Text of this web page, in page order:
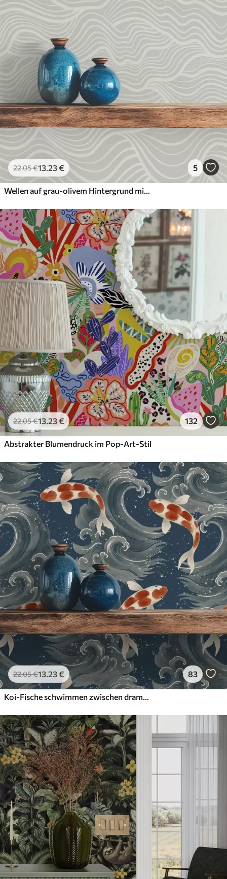
22.05€13.23€ 5
Wellen auf grau-olivem Hintergrund mit Stoffstruktur
22.05€13.23€ 132
Abstrakter Blumendruck im Pop-Art-Stil
22.05€13.23€ 83
Koi-Fische schwimmen zwischen dramatischen Meereswellen